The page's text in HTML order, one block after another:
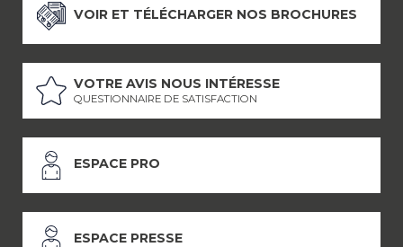
VOIR ET TÉLÉCHARGER NOS BROCHURES
VOTRE AVIS NOUS INTÉRESSE
QUESTIONNAIRE DE SATISFACTION
ESPACE PRO
ESPACE PRESSE